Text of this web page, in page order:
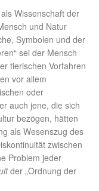
Wissenschaft der
und Natur
Symbolen und der
sei der Mensch
tierischen Vorfahren
vor allem
oder
auch jene, die sich
bezögen, hätten
als Wesenszug des
zwischen
Problem jeder
der „Ordnung der